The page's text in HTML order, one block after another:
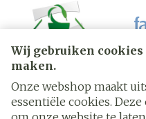
Wij gebruiken
maken.
Onze webshop maakt
essentiële cookies.
Juridische links